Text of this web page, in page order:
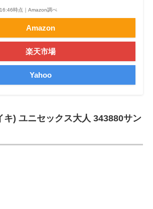
時点｜Amazon調べ
Amazon
楽天市場
Yahoo
キ) ユニセックス大人 343880サン